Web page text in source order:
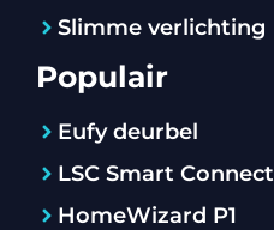
Slimme verlichting
Populair
Eufy deurbel
LSC Smart Connect
HomeWizard P1